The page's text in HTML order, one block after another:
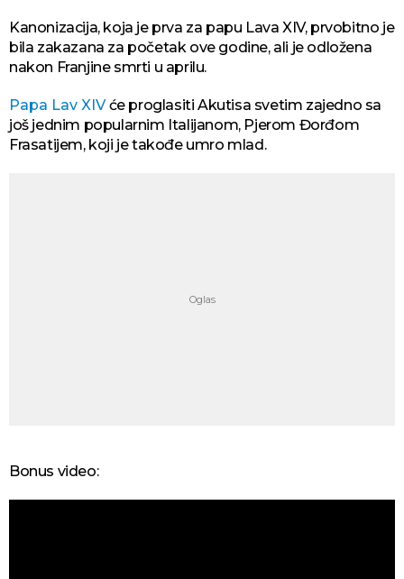
Kanonizacija, koja je prva za papu Lava XIV, prvobitno je
bila zakazana za početak ove godine, ali je odložena
nakon Franjine smrti u aprilu.
Papa Lav XIVće proglasiti Akutisa svetim zajedno sa
još jednim popularnim Italijanom, Pjerom Đorđom
Frasatijem, koji je takođe umro mlad.
Bonus video: